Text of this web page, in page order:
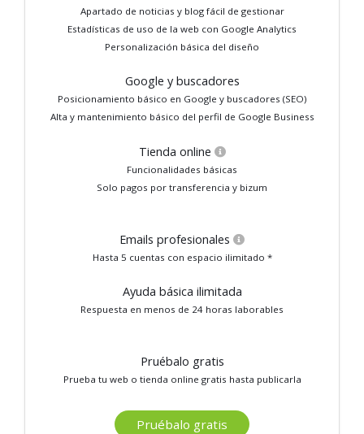
Apartado de noticias y blog fácil de gestionar
Estadísticas de uso de la web con Google Analytics
Personalización básica del diseño
Google y buscadores
Posicionamiento básico en Google y buscadores (SEO)
Alta y mantenimiento básico del perfil de Google Business
Tienda online
Funcionalidades básicas
Solo pagos por transferencia y bizum
Emails profesionales
Hasta 5 cuentas con espacio ilimitado *
Ayuda básica ilimitada
Respuesta en menos de 24 horas laborables
Pruébalo gratis
Prueba tu web o tienda online gratis hasta publicarla
Pruébalo gratis